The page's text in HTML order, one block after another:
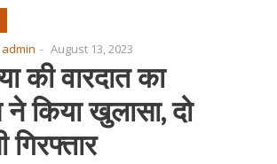
admin - August 13, 2023
की वारदात का
किया खुलासा, दो
गिरफ्तार